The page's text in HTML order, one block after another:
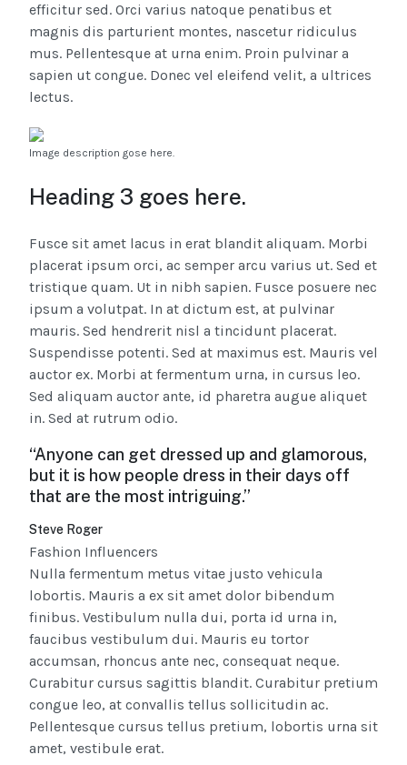
efficitur sed. Orci varius natoque penatibus et
magnis dis parturient montes, nascetur ridiculus
mus. Pellentesque at urna enim. Proin pulvinar a
sapien ut congue. Donec vel eleifend velit, a ultrices
lectus.
Image description gose here.
Heading 3 goes here.
Fusce sit amet lacus in erat blandit aliquam. Morbi
placerat ipsum orci, ac semper arcu varius ut. Sed et
tristique quam. Ut in nibh sapien. Fusce posuere nec
ipsum a volutpat. In at dictum est, at pulvinar
mauris. Sed hendrerit nisl a tincidunt placerat.
Suspendisse potenti. Sed at maximus est. Mauris vel
auctor ex. Morbi at fermentum urna, in cursus leo.
Sed aliquam auctor ante, id pharetra augue aliquet
in. Sed at rutrum odio.
“Anyone can get dressed up and glamorous,
but it is how people dress in their days off
that are the most intriguing.”
Steve Roger
Fashion Influencers
Nulla fermentum metus vitae justo vehicula
lobortis. Mauris a ex sit amet dolor bibendum
finibus. Vestibulum nulla dui, porta id urna in,
faucibus vestibulum dui. Mauris eu tortor
accumsan, rhoncus ante nec, consequat neque.
Curabitur cursus sagittis blandit. Curabitur pretium
congue leo, at convallis tellus sollicitudin ac.
Pellentesque cursus tellus pretium, lobortis urna sit
amet, vestibule erat.